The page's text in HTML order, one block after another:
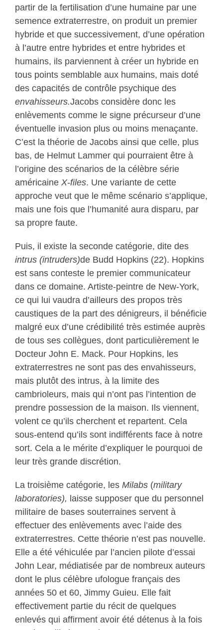
partir de la fertilisation d’une humaine par une
semence extraterrestre, on produit un premier
hybride et que successivement, d’une opération
à l’autre entre hybrides et entre hybrides et
humains, ils parviennent à créer un hybride en
tous points semblable aux humains, mais doté
des capacités de contrôle psychique des
envahisseurs.Jacobs considère donc les
enlèvements comme le signe précurseur d’une
éventuelle invasion plus ou moins menaçante.
C’est la théorie de Jacobs ainsi que celle, plus
bas, de Helmut Lammer qui pourraient être à
l’origine des scénarios de la célèbre série
américaine X-files. Une variante de cette
approche veut que le même scénario s’applique,
mais une fois que l’humanité aura disparu, par
sa propre faute.
Puis, il existe la seconde catégorie, dite des
intrus (intruders)de Budd Hopkins (22). Hopkins
est sans conteste le premier communicateur
dans ce domaine. Artiste-peintre de New-York,
ce qui lui vaudra d’ailleurs des propos très
caustiques de la part des dénigreurs, il bénéficie
malgré eux d’une crédibilité très estimée auprès
de tous ses collègues, dont particulièrement le
Docteur John E. Mack. Pour Hopkins, les
extraterrestres ne sont pas des envahisseurs,
mais plutôt des intrus, à la limite des
cambrioleurs, mais qui n’ont pas l’intention de
prendre possession de la maison. Ils viennent,
volent ce qu’ils cherchent et repartent. Cela
sous-entend qu’ils sont indifférents face à notre
sort. Cela a le mérite d’expliquer le pourquoi de
leur très grande discrétion.
La troisième catégorie, les Milabs (military
laboratories), laisse supposer que du personnel
militaire de bases souterraines servent à
effectuer des enlèvements avec l’aide des
extraterrestres. Cette théorie n’est pas nouvelle.
Elle a été véhiculée par l’ancien pilote d’essai
John Lear, médiatisée par de nombreux auteurs
dont le plus célèbre ufologue français des
années 50 et 60, Jimmy Guieu. Elle fait
effectivement partie du récit de quelques
enlevés qui affirment avoir été détenus à la fois